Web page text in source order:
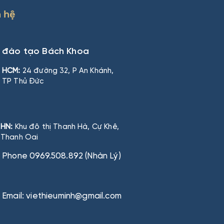
hệ
đào tạo Bách Khoa
HCM: 24 đường 32, P An Khánh,
TP Thủ Đức
HN: Khu đô thị Thanh Hà, Cự Khê,
Thanh Oai
Phone 0969.508.892 (Nhàn Lý)
Email: viethieuminh@gmail.com